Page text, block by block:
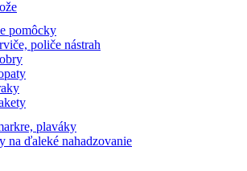
pomôcky
poliče nástrah
plaváky
na ďaleké nahadzovanie